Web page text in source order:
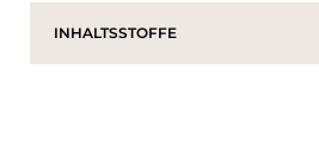
INHALTSSTOFFE